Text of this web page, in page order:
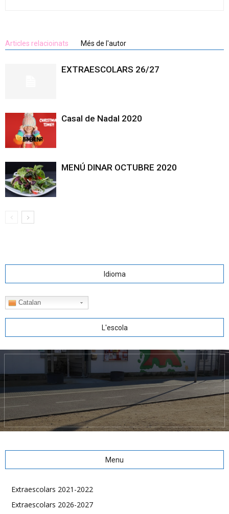
Articles relacioinats Més de l'autor
EXTRAESCOLARS 26/27
Casal de Nadal 2020
MENÚ DINAR OCTUBRE 2020
Idioma
Catalan
L'escola
Menu
Extraescolars 2021-2022
Extraescolars 2026-2027